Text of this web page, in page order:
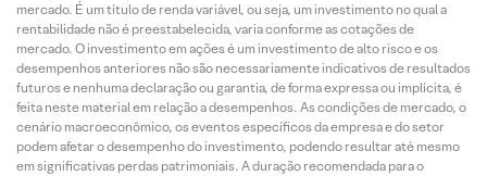
mercado. É um título de renda variável, ou seja, um investimento no qual a
rentabilidade não é preestabelecida, varia conforme as cotações de
mercado. O investimento em ações é um investimento de alto risco e os
desempenhos anteriores não são necessariamente indicativos de resultados
futuros e nenhuma declaração ou garantia, de forma expressa ou implícita, é
feita neste material em relação a desempenhos. As condições de mercado, o
cenário macroeconômico, os eventos específicos da empresa e do setor
podem afetar o desempenho do investimento, podendo resultar até mesmo
em significativas perdas patrimoniais. A duração recomendada para o